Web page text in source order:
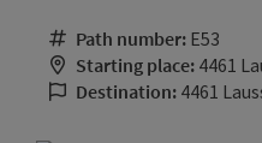
Path number: E53
Starting place: 4461
Destination: 4461